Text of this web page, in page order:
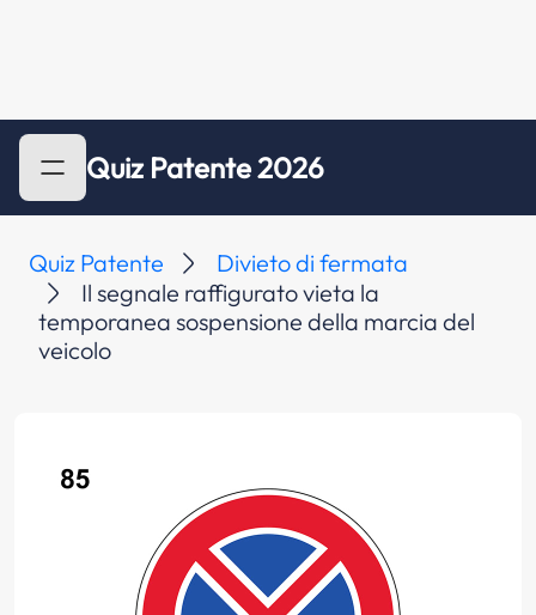
Quiz Patente 2026
Quiz Patente
Divieto di fermata
Il segnale raffigurato vieta la
temporanea sospensione della marcia del
veicolo